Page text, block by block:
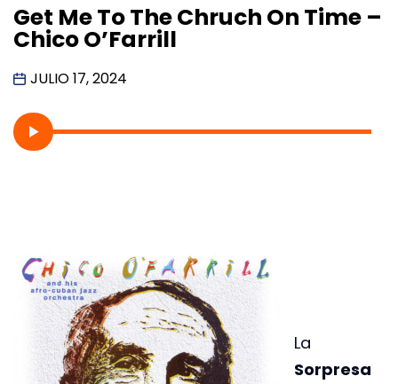
Get Me To The Chruch On Time –
Chico O’Farrill
JULIO 17, 2024
La
Sorpresa